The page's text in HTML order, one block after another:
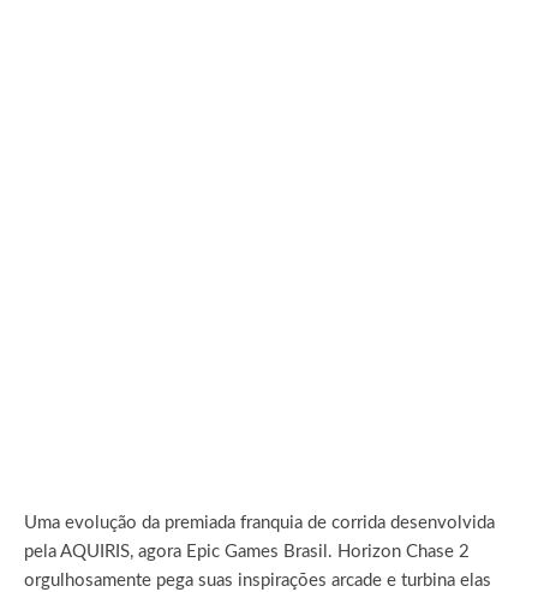
Uma evolução da premiada franquia de corrida desenvolvida
pela AQUIRIS, agora Epic Games Brasil. Horizon Chase 2
orgulhosamente pega suas inspirações arcade e turbina elas